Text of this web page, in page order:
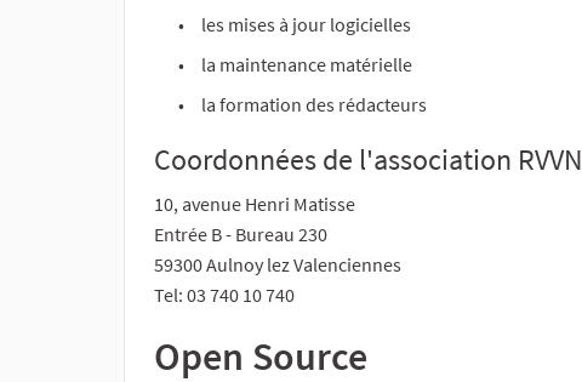
les mises à jour logicielles
la maintenance matérielle
la formation des rédacteurs
Coordonnées de l'association RVVN
10, avenue Henri Matisse
Entrée B - Bureau 230
59300 Aulnoy lez Valenciennes
Tel: 03 740 10 740
Open Source